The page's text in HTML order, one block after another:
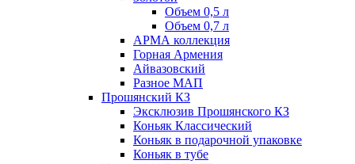
Объем 0,5 л
Объем 0,7 л
АРМА коллекция
Горная Армения
Айвазовский
Разное МАП
Прошянский КЗ
Эксклюзив Прошянского КЗ
Коньяк Классический
Коньяк в подарочной упаковке
Коньяк в тубе